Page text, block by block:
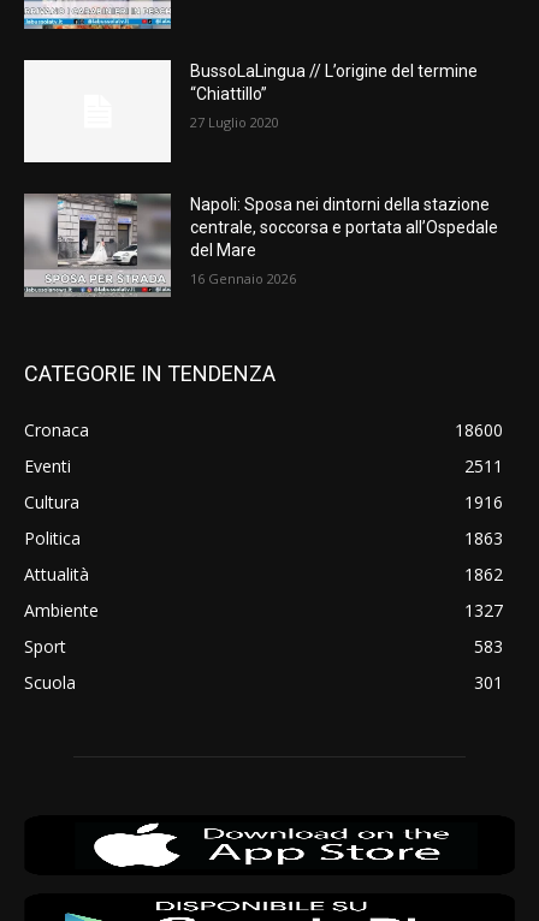
BussoLaLingua // L’origine del termine
“Chiattillo”
27 Luglio 2020
Napoli: Sposa nei dintorni della stazione
centrale, soccorsa e portata all’Ospedale
del Mare
16 Gennaio 2026
CATEGORIE IN TENDENZA
Cronaca
18600
Eventi
2511
Cultura
1916
Politica
1863
Attualità
1862
Ambiente
1327
Sport
583
Scuola
301